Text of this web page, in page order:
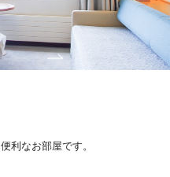
利なお部屋です。